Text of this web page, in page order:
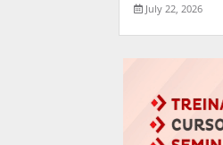
July 22, 2026